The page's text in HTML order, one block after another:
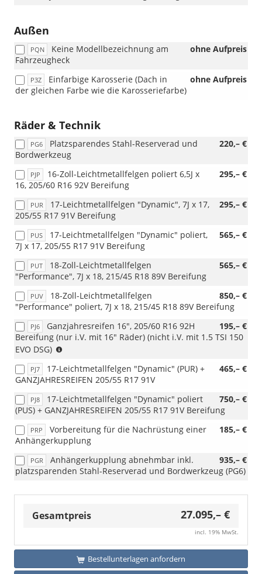
Außen
PQN ohne Aufpreis
Keine Modellbezeichnung am
Fahrzeugheck
P3Z ohne Aufpreis
Einfarbige Karosserie (Dach in
der gleichen Farbe wie die Karosseriefarbe)
Räder & Technik
PG6 220,– €
Platzsparendes Stahl-Reserverad und
Bordwerkzeug
PJP 295,– €
16-Zoll-Leichtmetallfelgen poliert 6,5J x
16, 205/60 R16 92V Bereifung
PUR 295,– €
17-Leichtmetallfelgen "Dynamic", 7J x 17,
205/55 R17 91V Bereifung
PUS 565,– €
17-Leichtmetallfelgen "Dynamic" poliert,
7J x 17, 205/55 R17 91V Bereifung
PUT 565,– €
18-Zoll-Leichtmetallfelgen
"Performance", 7J x 18, 215/45 R18 89V Bereifung
PUV 850,– €
18-Zoll-Leichtmetallfelgen
"Performance" poliert, 7J x 18, 215/45 R18 89V Bereifung
PJ6 195,– €
Ganzjahresreifen 16", 205/60 R16 92H
Bereifung (nur i.V. mit 16" Räder) (nicht i.V. mit 1.5 TSI 150
EVO DSG)
mit
16"
(nicht
i.V.
mit
1.5
TSI
150
EVO
PJ7 465,– €
17-Leichtmetallfelgen "Dynamic" (PUR) +
GANZJAHRESREIFEN 205/55 R17 91V
PJ8 750,– €
17-Leichtmetallfelgen "Dynamic" poliert
(PUS) + GANZJAHRESREIFEN 205/55 R17 91V Bereifung
PRP 185,– €
Vorbereitung für die Nachrüstung einer
Anhängerkupplung
PGR 935,– €
Anhängerkupplung abnehmbar inkl.
platzsparenden Stahl-Reserverad und Bordwerkzeug (PG6)
Gesamtpreis 27.095,– €
incl. 19% MwSt.
Bestellunterlagen anfordern